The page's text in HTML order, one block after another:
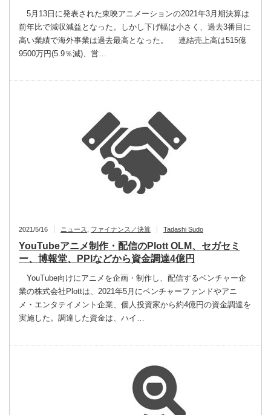
5月13日に発表された東映アニメーションの2021年3月期決算は
前年比で減収減益となった。しかし下げ幅は小さく、過去3番目に
高い業績で海外事業は過去最高となった。 連結売上高は515億
9500万円(5.9％減)、営…
2021/5/16 ニュース ファイナンス／決算 Tadashi Sudo
YouTubeアニメ制作・配信のPlott OLM、セガセミ
ー、博報堂、PPIなどから資金調達4億円
YouTube向けにアニメを企画・制作し、配信するベンチャー企
業の株式会社Plottは、2021年5月にベンチャーファンドやアニ
メ・エンタテイメント企業、個人投資家から約4億円の資金調達を
実施した。調達した資金は、ハイ…